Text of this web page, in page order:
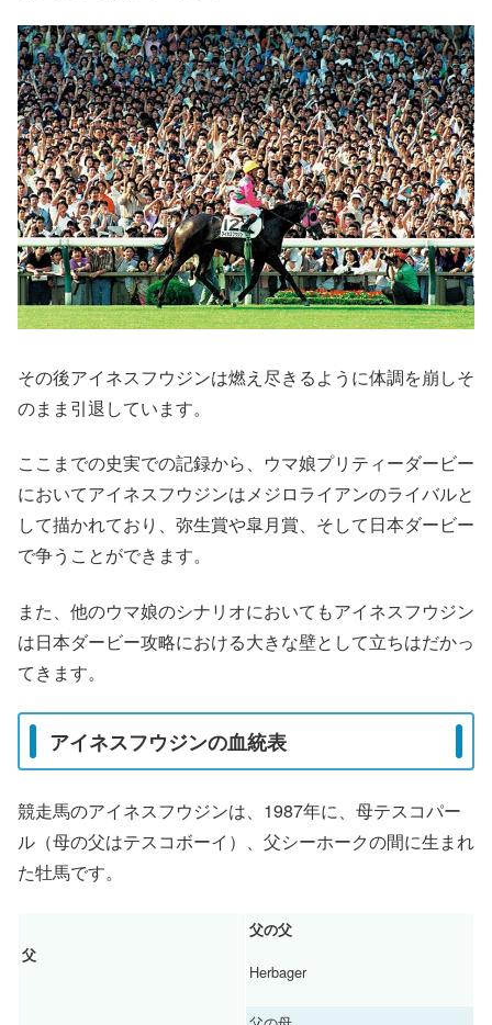
その後アイネスフウジンは燃え尽きるように体調を崩しそ
のまま引退しています。
ここまでの史実での記録から、ウマ娘プリティーダービー
においてアイネスフウジンはメジロライアンのライバルと
して描かれており、弥生賞や皐月賞、そして日本ダービー
で争うことができます。
また、他のウマ娘のシナリオにおいてもアイネスフウジン
は日本ダービー攻略における大きな壁として立ちはだかっ
てきます。
アイネスフウジンの血統表
競走馬のアイネスフウジンは、1987年に、母テスコパー
ル（母の父はテスコボーイ）、父シーホークの間に生まれ
た牡馬です。
父
父の父
Herbager